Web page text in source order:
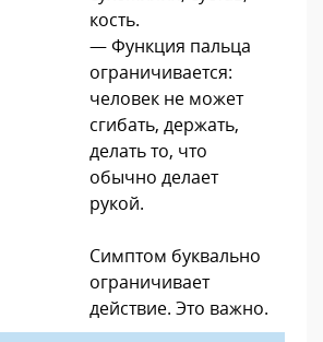
кость.
— Функция пальца
ограничивается:
человек не может
сгибать, держать,
делать то, что
обычно делает
рукой.
Симптом буквально
ограничивает
действие. Это важно.